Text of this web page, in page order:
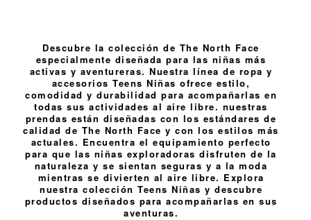
Descubre la colección de The North Face
especialmente diseñada para las niñas más
activas y aventureras. Nuestra línea de ropa y
accesorios Teens Niñas ofrece estilo,
comodidad y durabilidad para acompañarlas en
todas sus actividades al aire libre. nuestras
prendas están diseñadas con los estándares de
calidad de The North Face y con los estilos más
actuales. Encuentra el equipamiento perfecto
para que las niñas exploradoras disfruten de la
naturaleza y se sientan seguras y a la moda
mientras se divierten al aire libre. Explora
nuestra colección Teens Niñas y descubre
productos diseñados para acompañarlas en sus
aventuras.